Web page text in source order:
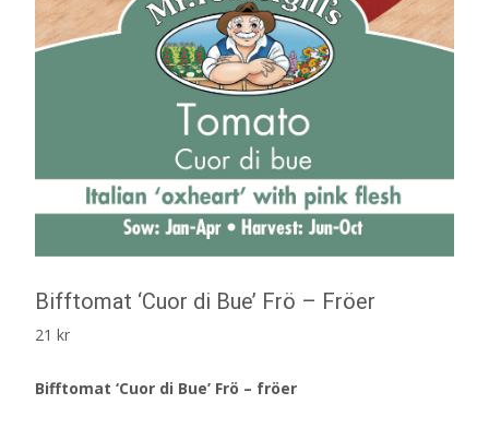
Bifftomat ‘Cuor di Bue’ Frö – Fröer
21 kr
Bifftomat ‘Cuor di Bue’ Frö – fröer